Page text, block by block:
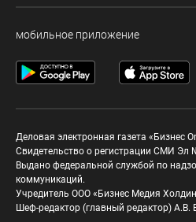
мобильное приложение
Деловая электронная газета «Бизнес
Свидетельство о регистрации СМИ Эл
Выдано федеральной службой по
коммуникаций.
Учредитель ООО «Бизнес Медия
Шеф-редактор (главный редактор) А.В.